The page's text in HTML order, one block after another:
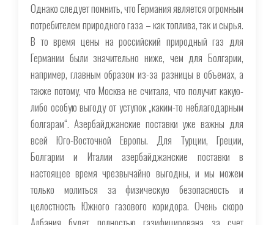
Однако следует помнить, что Германия является огромным
потребителем природного газа – как топлива, так и сырья.
В то время цены на российский природный газ для
Германии были значительно ниже, чем для Болгарии,
например, главным образом из-за разницы в объемах, а
также потому, что Москва не считала, что получит какую-
либо особую выгоду от уступок „каким-то неблагодарным
болгарам“. Азербайджанские поставки уже важны для
всей Юго-Восточной Европы. Для Турции, Греции,
Болгарии и Италии азербайджанские поставки в
настоящее время чрезвычайно выгодны, и мы можем
только молиться за физическую безопасность и
целостность Южного газового коридора. Очень скоро